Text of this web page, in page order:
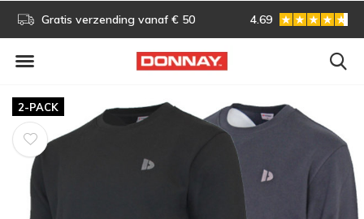
Gratis verzending vanaf € 50 Gratis omruilen
4.69
2-PACK